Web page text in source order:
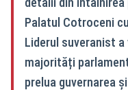
Palatul Cotroceni
Liderul suveranist
majorități
prelua guvernarea